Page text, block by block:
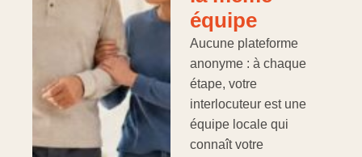
équipe
Aucune plateforme
anonyme : à chaque
étape, votre
interlocuteur est une
équipe locale qui
connaît votre